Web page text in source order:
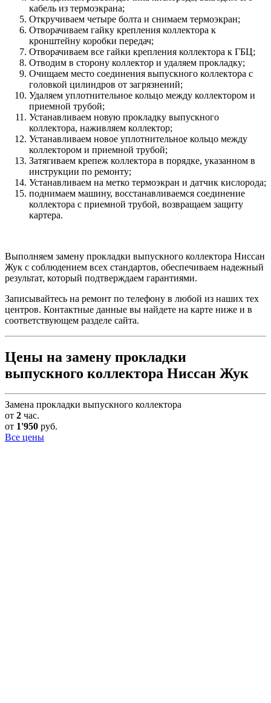
кабель из термоэкрана;
Откручиваем четыре болта и снимаем термоэкран;
Отворачиваем гайку крепления коллектора к
кронштейну коробки передач;
Отворачиваем все гайки крепления коллектора к ГБЦ;
Отводим в сторону коллектор и удаляем прокладку;
Очищаем место соединения выпускного коллектора с
головкой цилиндров от загрязнений;
Удаляем уплотнительное кольцо между коллектором и
приемной трубой;
Устанавливаем новую прокладку выпускного
коллектора, наживляем коллектор;
Устанавливаем новое уплотнительное кольцо между
коллектором и приемной трубой;
Затягиваем крепеж коллектора в порядке, указанном в
инструкции по ремонту;
Устанавливаем на метко термоэкран и датчик кислорода;
поднимаем машину, восстанавливаемся соединение
коллектора с приемной трубой, возвращаем защиту
картера.
Выполняем замену прокладки выпускного коллектора Ниссан
Жук с соблюдением всех стандартов, обеспечиваем надежный
результат, который подтверждаем гарантиями.
Записывайтесь на ремонт по телефону в любой из наших тех
центров. Контактные данные вы найдете на карте ниже и в
соответствующем разделе сайта.
Цены на замену прокладки
выпускного коллектора Ниссан Жук
Замена прокладки выпускного коллектора
от 2 час.
от 1'950 руб.
Все цены